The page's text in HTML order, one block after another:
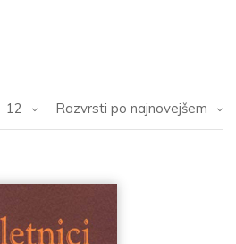
Razvrsti po najnovejšem
12